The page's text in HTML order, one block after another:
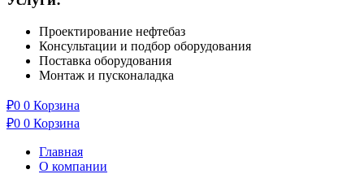
Проектирование нефтебаз
Консультации и подбор оборудования
Поставка оборудования
Монтаж и пусконаладка
₽0 0 Корзина
₽0 0 Корзина
Главная
О компании